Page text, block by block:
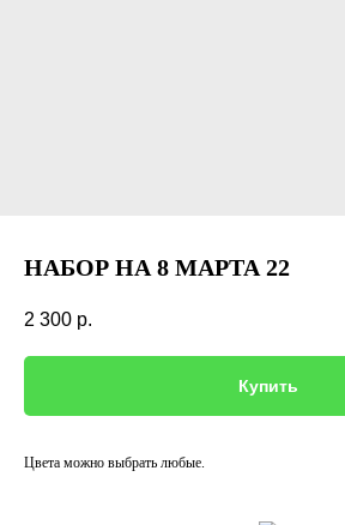
НАБОР НА 8 МАРТА 22
2 300 р.
Купить
Цвета можно выбрать любые.